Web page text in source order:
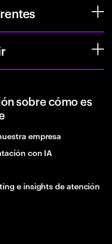
sobre cómo es
empresa
con IA
e insights de atención